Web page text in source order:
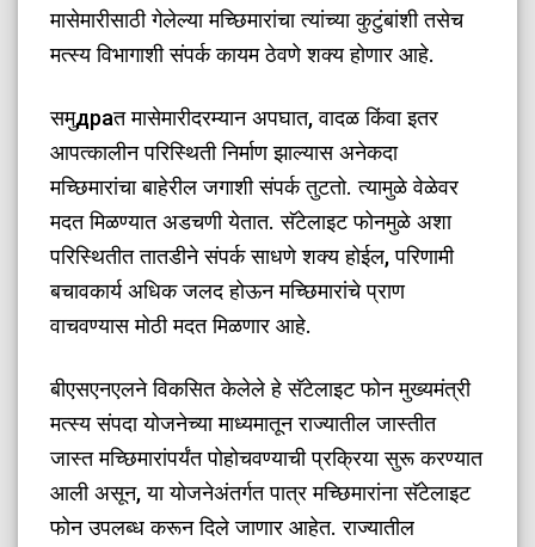
मासेमारीसाठी गेलेल्या मच्छिमारांचा त्यांच्या कुटुंबांशी तसेच
मत्स्य विभागाशी संपर्क कायम ठेवणे शक्य होणार आहे.
​समुдраत मासेमारीदरम्यान अपघात, वादळ किंवा इतर
आपत्कालीन परिस्थिती निर्माण झाल्यास अनेकदा
मच्छिमारांचा बाहेरील जगाशी संपर्क तुटतो. त्यामुळे वेळेवर
मदत मिळण्यात अडचणी येतात. सॅटेलाइट फोनमुळे अशा
परिस्थितीत तातडीने संपर्क साधणे शक्य होईल, परिणामी
बचावकार्य अधिक जलद होऊन मच्छिमारांचे प्राण
वाचवण्यास मोठी मदत मिळणार आहे.
​बीएसएनएलने विकसित केलेले हे सॅटेलाइट फोन मुख्यमंत्री
मत्स्य संपदा योजनेच्या माध्यमातून राज्यातील जास्तीत
जास्त मच्छिमारांपर्यंत पोहोचवण्याची प्रक्रिया सुरू करण्यात
आली असून, या योजनेअंतर्गत पात्र मच्छिमारांना सॅटेलाइट
फोन उपलब्ध करून दिले जाणार आहेत. राज्यातील